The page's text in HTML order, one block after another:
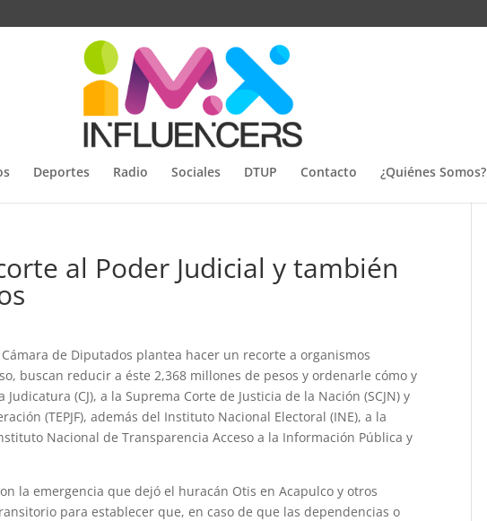
Deportes Radio Sociales DTUP Contacto ¿Quiénes Somos?
al Poder Judicial y también
de Diputados plantea hacer un recorte a organismos
buscan reducir a éste 2,368 millones de pesos y ordenarle cómo y
(CJ), a la Suprema Corte de Justicia de la Nación (SCJN) y
(TEPJF), además del Instituto Nacional Electoral (INE), a la
Nacional de Transparencia Acceso a la Información Pública y
la emergencia que dejó el huracán Otis en Acapulco y otros
para establecer que, en caso de que las dependencias o